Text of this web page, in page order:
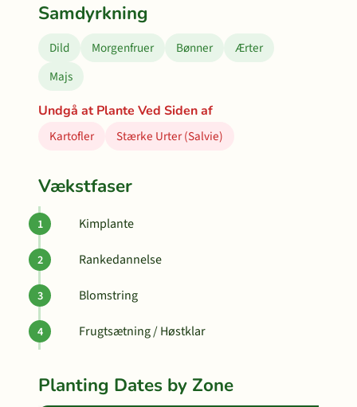
Samdyrkning
Dild Morgenfruer Bønner
Ærter
Majs
Undgå at Plante Ved Siden af
Kartofler
Stærke Urter (Salvie)
Vækstfaser
Kimplante
Rankedannelse
Blomstring
Frugtsætning / Høstklar
Planting Dates by Zone